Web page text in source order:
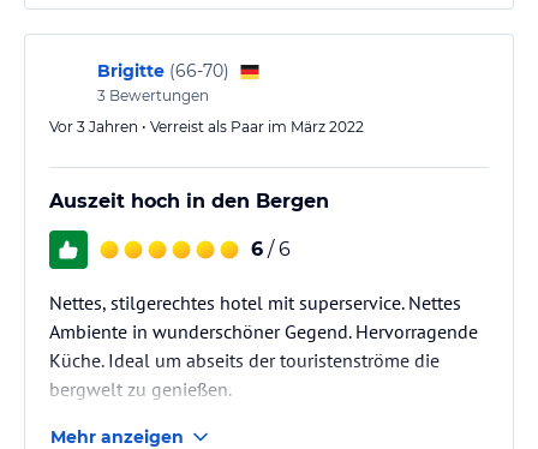
Brigitte (66-70)
3 Bewertungen
Vor 3 Jahren • Verreist als Paar im März 2022
Auszeit hoch in den Bergen
6 / 6
Nettes, stilgerechtes hotel mit superservice. Nettes
Ambiente in wunderschöner Gegend. Hervorragende
Küche. Ideal um abseits der touristenströme die
bergwelt zu genießen.
Mehr anzeigen